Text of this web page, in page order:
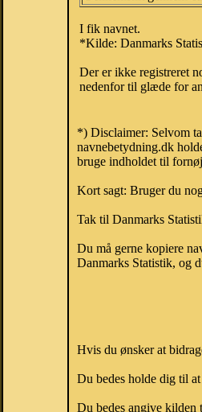
I fik navnet.
*Kilde: Danmarks
Der er ikke registreret
nedenfor til glæde for
*) Disclaimer: Selvom
navnebetydning.dk
bruge indholdet til
Kort sagt: Bruger du
Tak til Danmarks
Du må gerne kopiere
Danmarks Statistik, og
Hvis du ønsker at
Du bedes holde dig til
Du bedes angive kilden